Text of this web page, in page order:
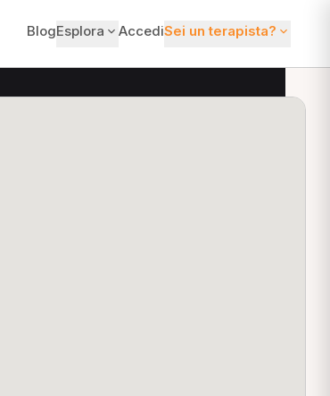
BlogEsplora AccediSei un terapista?